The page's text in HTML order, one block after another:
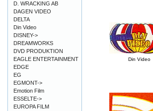
Din Video
D. WRACKING AB
DAGEN VIDEO
DELTA
Din Video
DISNEY->
DREAMWORKS
DVD PRODUKTION
EAGLE ENTERTAINMENT
EDGE
EG
EGMONT->
Emotion Film
ESSELTE->
EUROPA FILM